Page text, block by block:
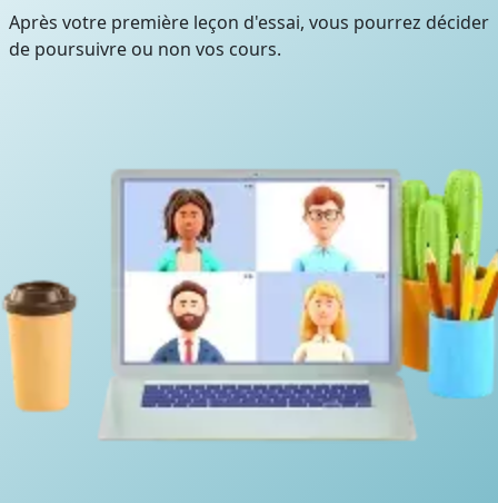
Après votre première leçon d'essai, vous pourrez décider
de poursuivre ou non vos cours.